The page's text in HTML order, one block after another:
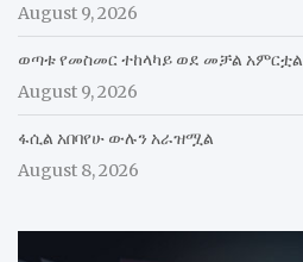
August 9, 2026
ወጣቱ የመስመር ተከላካይ ወደ መቻል አምርቷል
August 9, 2026
ፋሲል አበባየሁ ውሉን አራዝሟል
August 8, 2026